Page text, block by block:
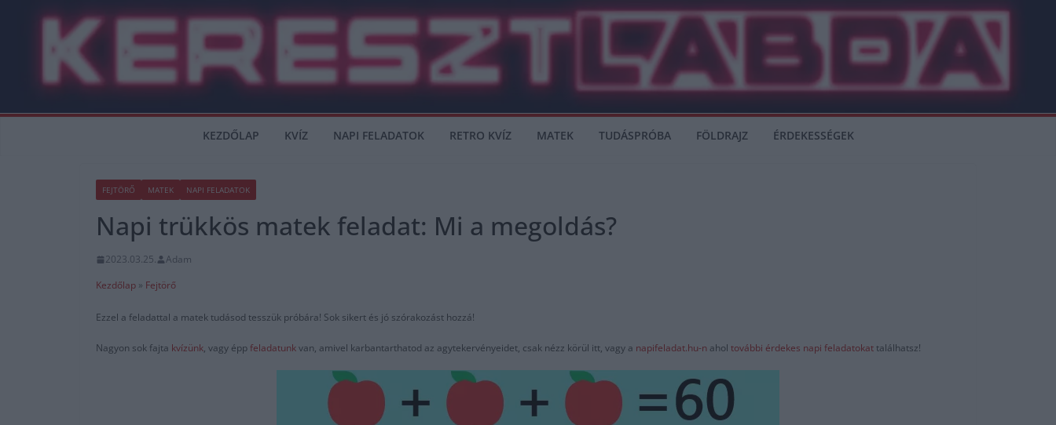
KEZDŐLAP KVÍZ NAPI FELADATOK RETRO KVÍZ MATEK TUDÁSPRÓBA FÖLDRAJZ ÉRDEKESSÉGEK
FEJTÖRŐ MATEK NAPI FELADATOK
Napi trükkös matek feladat: Mi a megoldás?
2023.03.25.
Adam
Kezdőlap » Fejtörő
Ezzel a feladattal a matek tudásod tesszük próbára! Sok sikert és jó szórakozást hozzá!
Nagyon sok fajta kvízünk, vagy éppfeladatunkvan, amivel karbantarthatod az agytekervényeidet, csak nézz körül itt, vagy a napifeladat.hu-n ahol további érdekes napi feladatokattalálhatsz!